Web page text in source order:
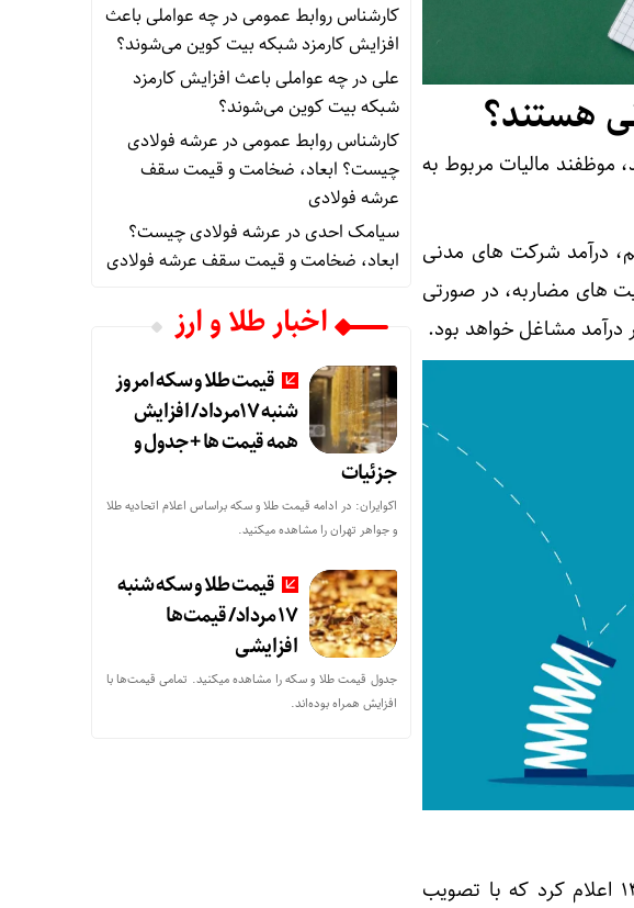
هستند؟
موظفند مالیات مربوط به
مالیات‌های مستقیم، درآمد شرکت‌ های مدنی
های مضاربه، در صورتی
مشاغل خواهد بود.
عبدالناصر همتی، وزیر امور اقتصادی و دارایی کشور، در تاریخ ۲۲ مهر ۱۴۰۳ اعلام کرد که با تصویب
کارشناس روابط عمومیدرچه عواملی باعث
افزایش کارمزد شبکه بیت کوین می‌شوند؟
علیدرچه عواملی باعث افزایش کارمزد
شبکه بیت کوین می‌شوند؟
کارشناس روابط عمومیدر عرشه فولادی
چیست؟ ابعاد، ضخامت و قیمت سقف
عرشه فولادی
سیامک احدیدر عرشه فولادی چیست؟
ابعاد، ضخامت و قیمت سقف عرشه فولادی
اخبار طلا و ارز
قیمت طلا و سکه امروز
شنبه 17مرداد/ افزایش
همه قیمت ها + جدول و
جزئیات
اکوایران: در ادامه قیمت طلا و سکه براساس اعلام اتحادیه طلا
و جواهر تهران را مشاهده میکنید.
قیمت طلا و سکه شنبه
17 مرداد/ قیمت‌ها
افزایشی
جدول قیمت طلا و سکه را مشاهده میکنید. تمامی قیمت‌ها با
افزایش همراه بوده‌اند.